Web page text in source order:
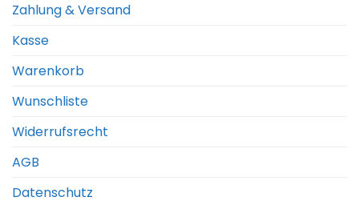
Zahlung & Versand
Kasse
Warenkorb
Wunschliste
Widerrufsrecht
AGB
Datenschutz